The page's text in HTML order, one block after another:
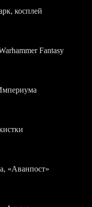
косплей
Fantasy
«Аванпост»